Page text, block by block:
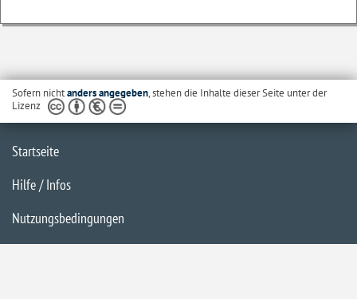
Sofern nichtanders angegeben, stehen die Inhalte dieser Seite unter der
Lizenz
Startseite
Hilfe / Infos
Nutzungsbedingungen